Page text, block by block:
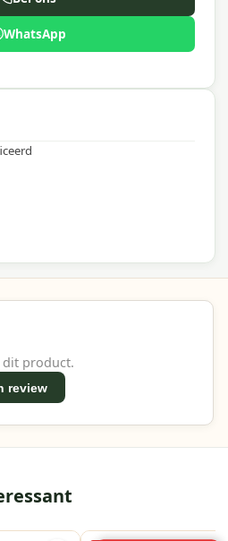
WhatsApp
dit product.
review